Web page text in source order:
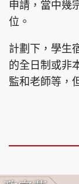
申請，當中幾
位。
計劃下，學生
的全日制或非
監和老師等，